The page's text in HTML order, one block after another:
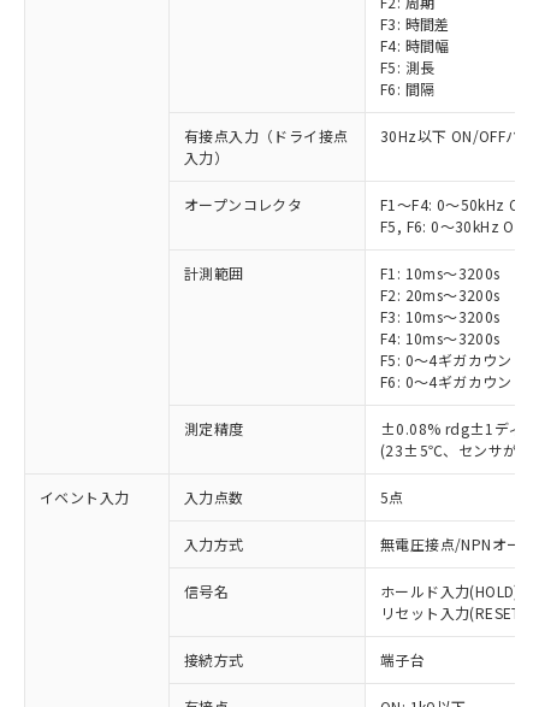
F3: 時間差
F4: 時間幅
F5: 測長
F6: 間隔
有接点入力（ドライ接点
入力）
30Hz以下 ON/OFFパ
オープンコレクタ
F1～F4: 0～50kHz
F5, F6: 0～30kHz ON/
計測範囲
F1: 10ms～3200s
F2: 20ms～3200s
F3: 10ms～3200s
F4: 10ms～3200s
F5: 0～4ギガカウント
F6: 0～4ギガカウント
測定精度
±0.08% rdg±1ディジ
(23±5℃、センサが電
イベント入力 入力点数 5点
入力方式 無電圧接点/NPNオー
信号名
ホールド入力(HOLD)
リセット入力(RESET)
接続方式 端子台
ご利用条件
対応済み：EU RoHS指令（10物質）の
非含有に対応した製品が提供可能な商品で
有に対応した製品に切り替える予定のある